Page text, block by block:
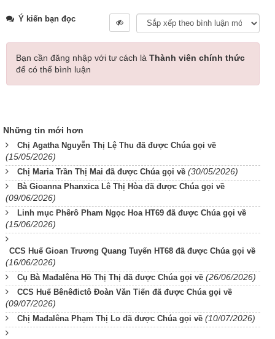
Ý kiến bạn đọc
Bạn cần đăng nhập với tư cách là Thành viên chính thức
để có thể bình luận
Những tin mới hơn
Chị Agatha Nguyễn Thị Lệ Thu đã được Chúa gọi về
(15/05/2026)
Chị Maria Trần Thị Mai đã được Chúa gọi về (30/05/2026)
Bà Gioanna Phanxica Lê Thị Hòa đã được Chúa gọi về
(09/06/2026)
Linh mục Phêrô Pham Ngọc Hoa HT69 đã được Chúa gọi về
(15/06/2026)
CCS Huế Gioan Trương Quang Tuyến HT68 đã được Chúa gọi về
(16/06/2026)
Cụ Bà Mađalêna Hồ Thị Thị đã được Chúa gọi về (26/06/2026)
CCS Huế Bênêđictô Đoàn Văn Tiến đã được Chúa gọi về
(09/07/2026)
Chị Mađalêna Phạm Thị Lo đã được Chúa gọi về (10/07/2026)